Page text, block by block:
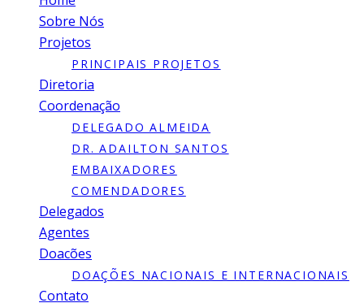
Sobre Nós
Projetos
PRINCIPAIS PROJETOS
Diretoria
Coordenação
DELEGADO ALMEIDA
DR. ADAILTON SANTOS
EMBAIXADORES
COMENDADORES
Delegados
Agentes
Doacões
DOAÇÕES NACIONAIS E INTERNACIONAIS
Contato